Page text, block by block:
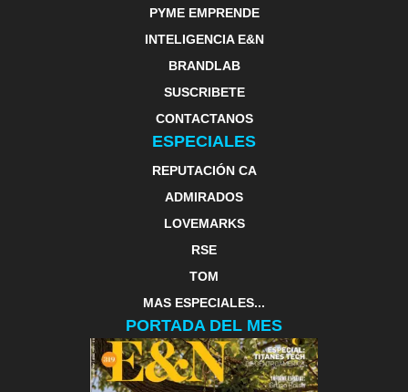
PYME EMPRENDE
INTELIGENCIA E&N
BRANDLAB
SUSCRIBETE
CONTACTANOS
ESPECIALES
REPUTACIÓN CA
ADMIRADOS
LOVEMARKS
RSE
TOM
MAS ESPECIALES...
PORTADA DEL MES